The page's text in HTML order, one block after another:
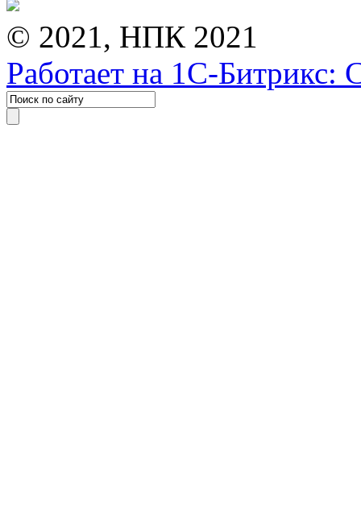
© 2021, НПК 2021
Работает на 1С-Битрикс: